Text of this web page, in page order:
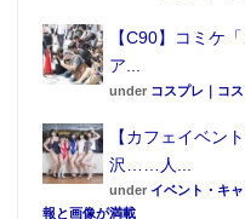
【C90】コミケ
ア...
under コスプレ｜コ
【カフェイベン
沢……人...
under イベント・キ
報と画像が満載